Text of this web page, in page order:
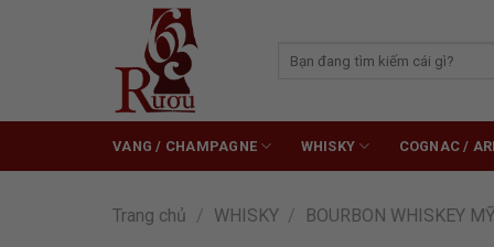
kiếm:
VANG / CHAMPAGNE WHISKY COGNAC /
Trang chủ / WHISKY / BOURBON WHISKEY MỸ